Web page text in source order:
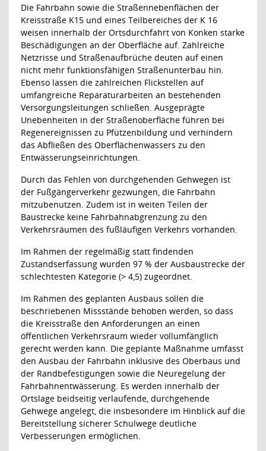
Die Fahrbahn sowie die Straßennebenflächen der
Kreisstraße K15 und eines Teilbereiches der K 16
weisen innerhalb der Ortsdurchfahrt von Konken starke
Beschädigungen an der Oberfläche auf. Zahlreiche
Netzrisse und Straßenaufbrüche deuten auf einen
nicht mehr funktionsfähigen Straßenunterbau hin.
Ebenso lassen die zahlreichen Flickstellen auf
umfangreiche Reparaturarbeiten an bestehenden
Versorgungsleitungen schließen. Ausgeprägte
Unebenheiten in der Straßenoberfläche führen bei
Regenereignissen zu Pfützenbildung und verhindern
das Abfließen des Oberflächenwassers zu den
Entwässerungseinrichtungen.
Durch das Fehlen von durchgehenden Gehwegen ist
der Fußgängerverkehr gezwungen, die Fahrbahn
mitzubenutzen. Zudem ist in weiten Teilen der
Baustrecke keine Fahrbahnabgrenzung zu den
Verkehrsräumen des fußläufigen Verkehrs vorhanden.
Im Rahmen der regelmäßig statt findenden
Zustandserfassung wurden 97 % der Ausbaustrecke der
schlechtesten Kategorie (> 4,5) zugeordnet.
Im Rahmen des geplanten Ausbaus sollen die
beschriebenen Missstände behoben werden, so dass
die Kreisstraße den Anforderungen an einen
öffentlichen Verkehrsraum wieder vollumfänglich
gerecht werden kann. Die geplante Maßnahme umfasst
den Ausbau der Fahrbahn inklusive des Oberbaus und
der Randbefestigungen sowie die Neuregelung der
Fahrbahnentwässerung. Es werden innerhalb der
Ortslage beidseitig verlaufende, durchgehende
Gehwege angelegt, die insbesondere im Hinblick auf die
Bereitstellung sicherer Schulwege deutliche
Verbesserungen ermöglichen.